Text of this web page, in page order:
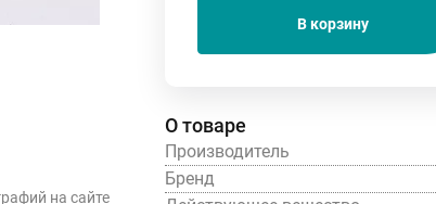
на сайте
В корзину
О товаре
Производитель
Бренд